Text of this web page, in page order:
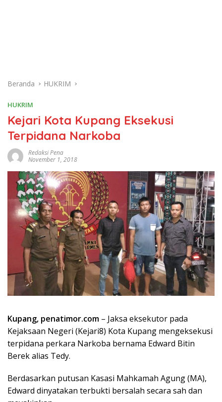
Beranda HUKRIM
HUKRIM
Kejari Kota Kupang Eksekusi
Terpidana Narkoba
Redaksi Pena
November 1, 2018
Kupang, penatimor.com – Jaksa eksekutor pada
Kejaksaan Negeri (Kejari8) Kota Kupang mengeksekusi
terpidana perkara Narkoba bernama Edward Bitin
Berek alias Tedy.
Berdasarkan putusan Kasasi Mahkamah Agung (MA),
Edward dinyatakan terbukti bersalah secara sah dan